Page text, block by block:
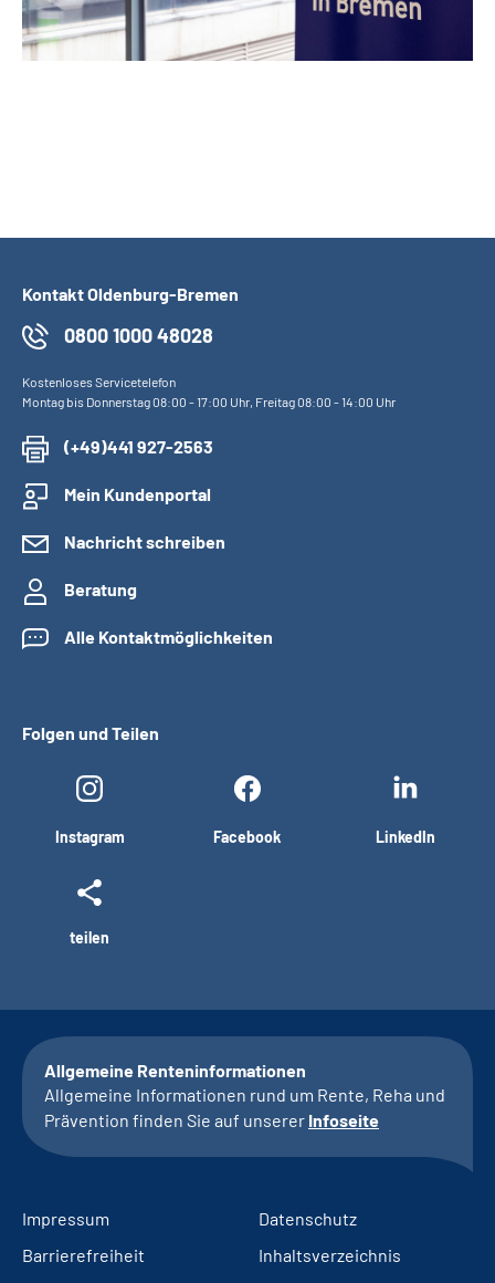
Kontakt Oldenburg-Bremen
0800 1000 48028
Kostenloses Servicetelefon
Montag bis Donnerstag 08:00 - 17:00 Uhr, Freitag 08:00 - 14:00 Uhr
(+49)441 927-2563
Mein Kundenportal
Nachricht schreiben
Beratung
Alle Kontaktmöglichkeiten
Folgen und Teilen
Instagram Facebook LinkedIn
teilen
Allgemeine Renteninformationen
Allgemeine Informationen rund um Rente, Reha und
Prävention finden Sie auf unserer Infoseite
Impressum
Datenschutz
Barrierefreiheit
Inhaltsverzeichnis